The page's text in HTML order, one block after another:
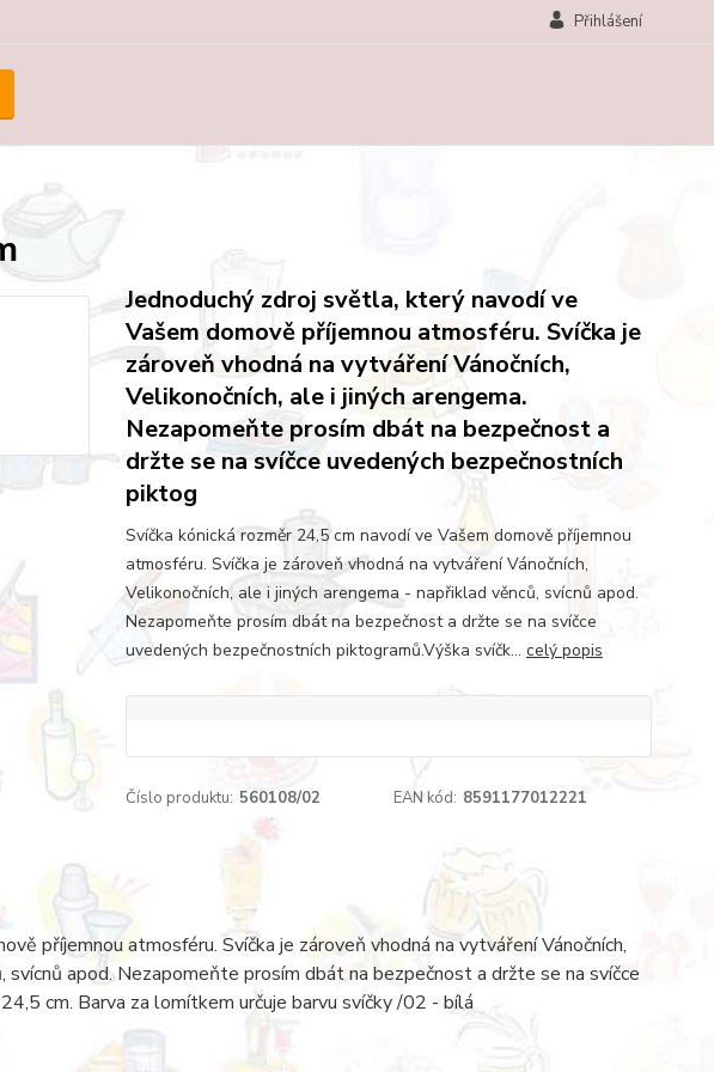
Přihlášení
Jednoduchý zdroj světla, který navodí ve
Vašem domově příjemnou atmosféru. Svíčka je
zároveň vhodná na vytváření Vánočních,
Velikonočních, ale i jiných arengema.
Nezapomeňte prosím dbát na bezpečnost a
držte se na svíčce uvedených bezpečnostních
piktog
Svíčka kónická rozměr 24,5 cm navodí ve Vašem domově příjemnou
atmosféru. Svíčka je zároveň vhodná na vytváření Vánočních,
Velikonočních, ale i jiných arengema - napřiklad věnců, svícnů apod.
Nezapomeňte prosím dbát na bezpečnost a držte se na svíčce
uvedených bezpečnostních piktogramů.Výška svíčk... celý popis
Číslo produktu: 560108/02 EAN kód: 8591177012221
příjemnou atmosféru. Svíčka je zároveň vhodná na vytváření Vánočních,
svícnů apod. Nezapomeňte prosím dbát na bezpečnost a držte se na svíčce
cm. Barva za lomítkem určuje barvu svíčky /02 - bílá